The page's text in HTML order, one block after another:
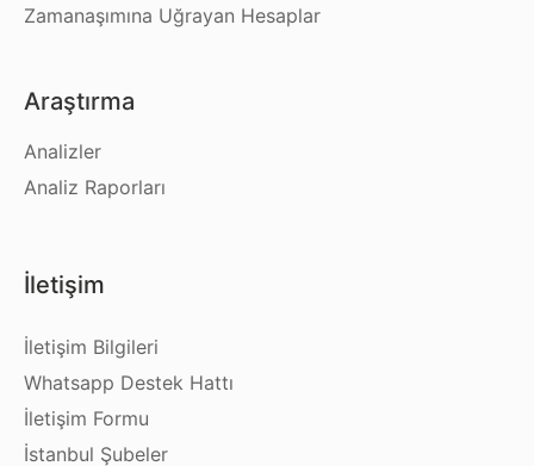
Zamanaşımına Uğrayan Hesaplar
Araştırma
Analizler
Analiz Raporları
İletişim
İletişim Bilgileri
Whatsapp Destek Hattı
İletişim Formu
İstanbul Şubeler